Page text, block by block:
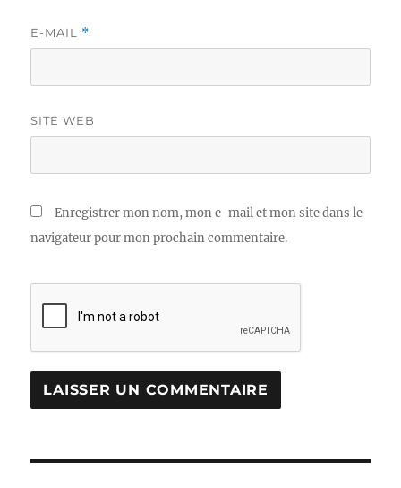
E-MAIL *
SITE WEB
Enregistrer mon nom, mon e-mail et mon site dans le
navigateur pour mon prochain commentaire.